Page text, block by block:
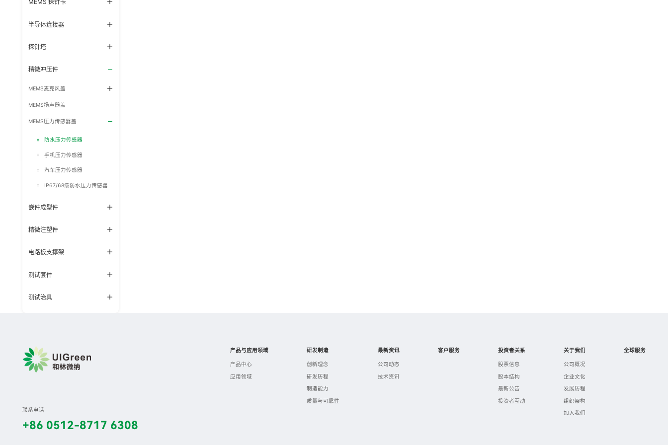
MEMS 探针卡
半导体连接器
探针塔
精微冲压件
MEMS麦克风盖
MEMS扬声器盖
MEMS压力传感器盖
防水压力传感器
手机压力传感器
汽车压力传感器
IP67/68级防水压力传感器
嵌件成型件
精微注塑件
电路板支撑架
测试套件
测试治具
联系电话
+86 0512-8717 6308
产品与应用领域
产品中心
应用领域
研发制造
创新理念
研发历程
制造能力
质量与可靠性
最新资讯
公司动态
技术资讯
客户服务 投资者关系
股票信息
股本结构
最新公告
投资者互动
关于我们
公司概况
企业文化
发展历程
组织架构
加入我们
全球服务